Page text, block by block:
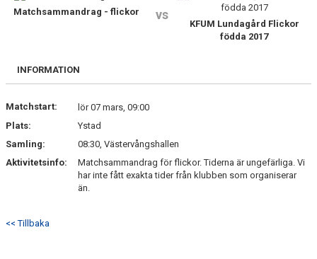
DOKUMENT
KONTAKT
Matchsammandrag - flickor vs
KFUM Lundagård Flickor
födda 2017
INFORMATION
Matchstart:
lör 07 mars, 09:00
Plats:
Ystad
Samling:
08:30, Västervångshallen
Aktivitetsinfo:
Matchsammandrag för flickor. Tiderna är ungefärliga. Vi
har inte fått exakta tider från klubben som organiserar
än.
<< Tillbaka